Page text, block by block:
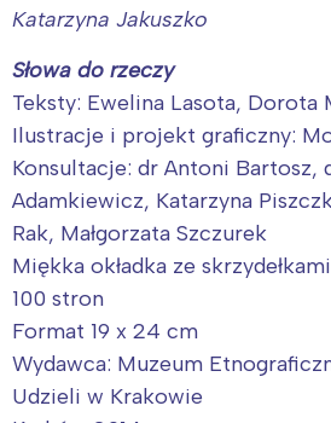
Katarzyna Jakuszko
Słowa do rzeczy
Teksty: Ewelina Lasota, Dorota
Ilustracje i projekt graficzny:
Konsultacje: dr Antoni Bartosz,
Adamkiewicz, Katarzyna
Rak, Małgorzata Szczurek
Miękka okładka ze skrzydełkami
100 stron
Format 19 x 24 cm
Wydawca: Muzeum
Udzieli w Krakowie